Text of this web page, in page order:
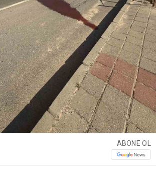
ABONE OL